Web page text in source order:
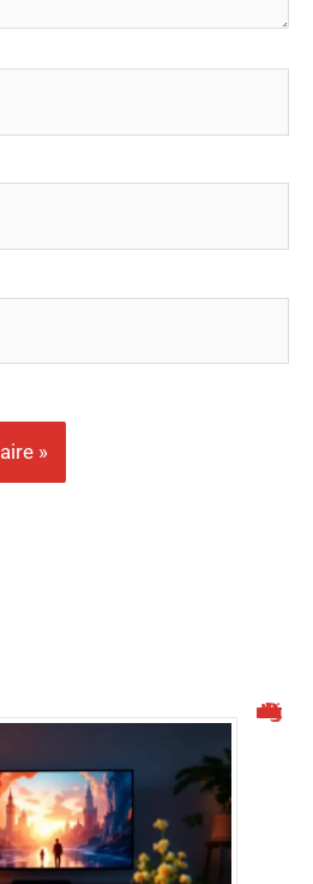
Malgrim : un site de streaming à connaître